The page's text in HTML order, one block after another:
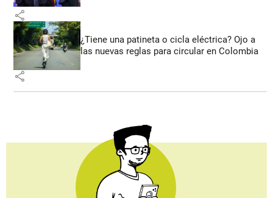
share
¿Tiene una patineta o cicla eléctrica? Ojo a
las nuevas reglas para circular en Colombia
share